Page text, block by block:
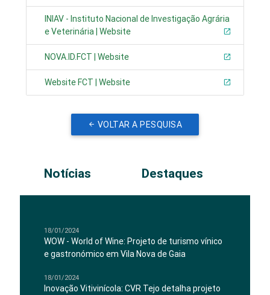
INIAV - Instituto Nacional de Investigação Agrária
e Veterinária | Website
NOVA.ID.FCT | Website
Website FCT | Website
VOLTAR A PESQUISA
Notícias Destaques
18/01/2024
WOW - World of Wine: Projeto de turismo vínico
e gastronómico em Vila Nova de Gaia
18/01/2024
Inovação Vitivinícola: CVR Tejo detalha projeto